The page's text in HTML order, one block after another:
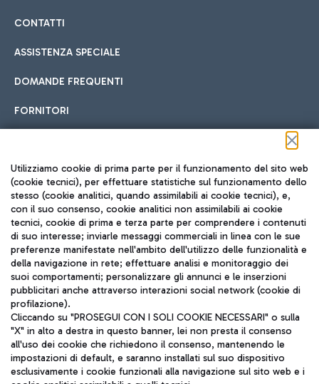
CONTATTI
ASSISTENZA SPECIALE
DOMANDE FREQUENTI
FORNITORI
Seguici sui social
TRAVEL JOURNAL
ITA
Utilizziamo cookie di prima parte per il funzionamento del sito web
(cookie tecnici), per effettuare statistiche sul funzionamento dello
stesso (cookie analitici, quando assimilabili ai cookie tecnici), e,
con il suo consenso, cookie analitici non assimilabili ai cookie
tecnici, cookie di prima e terza parte per comprendere i contenuti
di suo interesse; inviarle messaggi commerciali in linea con le sue
preferenze manifestate nell'ambito dell'utilizzo delle funzionalità e
della navigazione in rete; effettuare analisi e monitoraggio dei
suoi comportamenti; personalizzare gli annunci e le inserzioni
pubblicitari anche attraverso interazioni social network (cookie di
profilazione).
Cliccando su "PROSEGUI CON I SOLI COOKIE NECESSARI" o sulla
"X" in alto a destra in questo banner, lei non presta il consenso
all'uso dei cookie che richiedono il consenso, mantenendo le
impostazioni di default, e saranno installati sul suo dispositivo
esclusivamente i cookie funzionali alla navigazione sul sito web e i